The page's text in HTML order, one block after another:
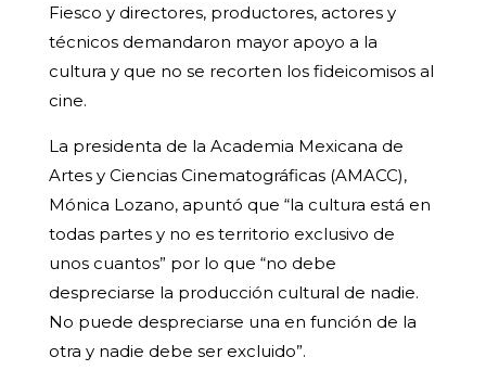
Fiesco y directores, productores, actores y
técnicos demandaron mayor apoyo a la
cultura y que no se recorten los fideicomisos al
cine.
La presidenta de la Academia Mexicana de
Artes y Ciencias Cinematográficas (AMACC),
Mónica Lozano, apuntó que “la cultura está en
todas partes y no es territorio exclusivo de
unos cuantos” por lo que “no debe
despreciarse la producción cultural de nadie.
No puede despreciarse una en función de la
otra y nadie debe ser excluido”.